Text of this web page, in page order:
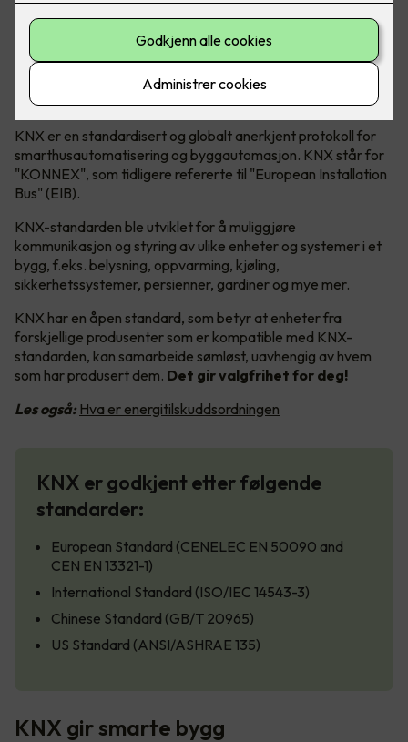
KNX Association både utvikler og eier teknologien. KNX
kan brukes i både næringsbygg, borettslag og bolig.
Hva er egentlig KNX?
KNX er en standardisert og globalt anerkjent protokoll for
smarthusautomatisering og byggautomasjon. KNX står for
"KONNEX", som tidligere refererte til "European Installation
Bus" (EIB).
KNX-standarden ble utviklet for å muliggjøre
kommunikasjon og styring av ulike enheter og systemer i et
bygg, f.eks. belysning, oppvarming, kjøling,
sikkerhetssystemer, persienner, gardiner og mye mer.
KNX har en åpen standard, som betyr at enheter fra
forskjellige produsenter som er kompatible med KNX-
standarden, kan samarbeide sømløst, uavhengig av hvem
som har produsert dem. Det gir valgfrihet for deg!
Les også: Hva er energitilskuddsordningen
KNX er godkjent etter følgende
standarder:
European Standard (CENELEC EN 50090 and
CEN EN 13321-1)
International Standard (ISO/IEC 14543-3)
Chinese Standard (GB/T 20965)
US Standard (ANSI/ASHRAE 135)
KNX gir smarte bygg